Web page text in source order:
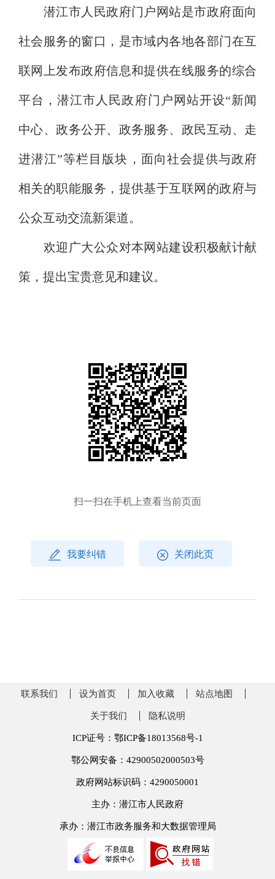
潜江市人民政府门户网站是市政府面向
社会服务的窗口，是市域内各地各部门在互
联网上发布政府信息和提供在线服务的综合
平台，潜江市人民政府门户网站开设“新闻
中心、政务公开、政务服务、政民互动、走
进潜江”等栏目版块，面向社会提供与政府
相关的职能服务，提供基于互联网的政府与
公众互动交流新渠道。
欢迎广大公众对本网站建设积极献计献
策，提出宝贵意见和建议。
扫一扫在手机上查看当前页面
我要纠错 关闭此页
联系我们 设为首页 加入收藏 站点地图
关于我们 隐私说明
ICP证号：鄂ICP备18013568号-1
鄂公网安备：42900502000503号
政府网站标识码：4290050001
主办：潜江市人民政府
承办：潜江市政务服务和大数据管理局